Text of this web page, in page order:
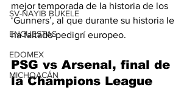
SV-NAYIB BUKELE
ENCUESTAS
EDOMEX
MICHOACÁN
mejor temporada de la historia de los
‘Gunners’, al que durante su historia le
ha faltado pedigrí europeo.
PSG vs Arsenal, final de
la Champions League